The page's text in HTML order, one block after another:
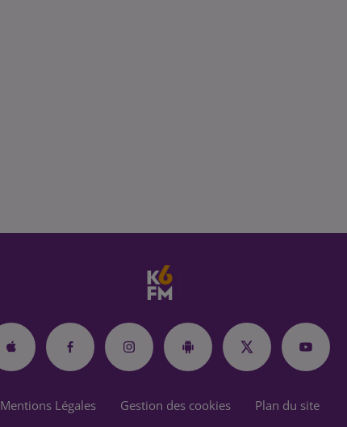
Mentions Légales Gestion des cookies Plan du site